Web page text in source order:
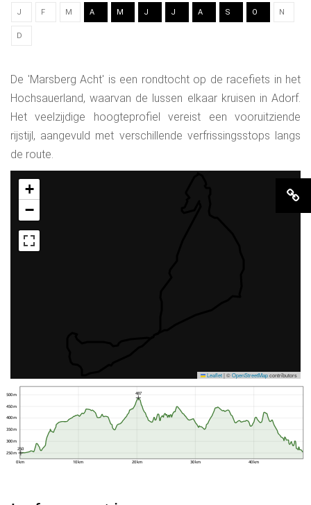
J F M A M J J A S O N
D
De 'Marsberg Acht' is een rondtocht op de racefiets in het
Hochsauerland, waarvan de lussen elkaar kruisen in Adorf.
Het veelzijdige hoogteprofiel vereist een vooruitziende
rijstijl, aangevuld met verschillende verfrissingsstops langs
de route.
+
−
Leaflet|©OpenStreetMapcontributors
0 km 10 km 20 km 30 km 40 km
250 m
300 m
350 m
400 m
450 m
500 m
250
487